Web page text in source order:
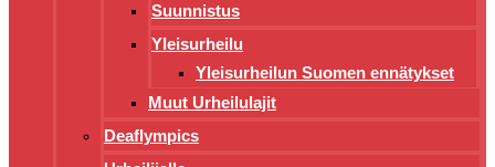
Suunnistus
Yleisurheilu
Yleisurheilun Suomen ennätykset
Muut Urheilulajit
Deaflympics